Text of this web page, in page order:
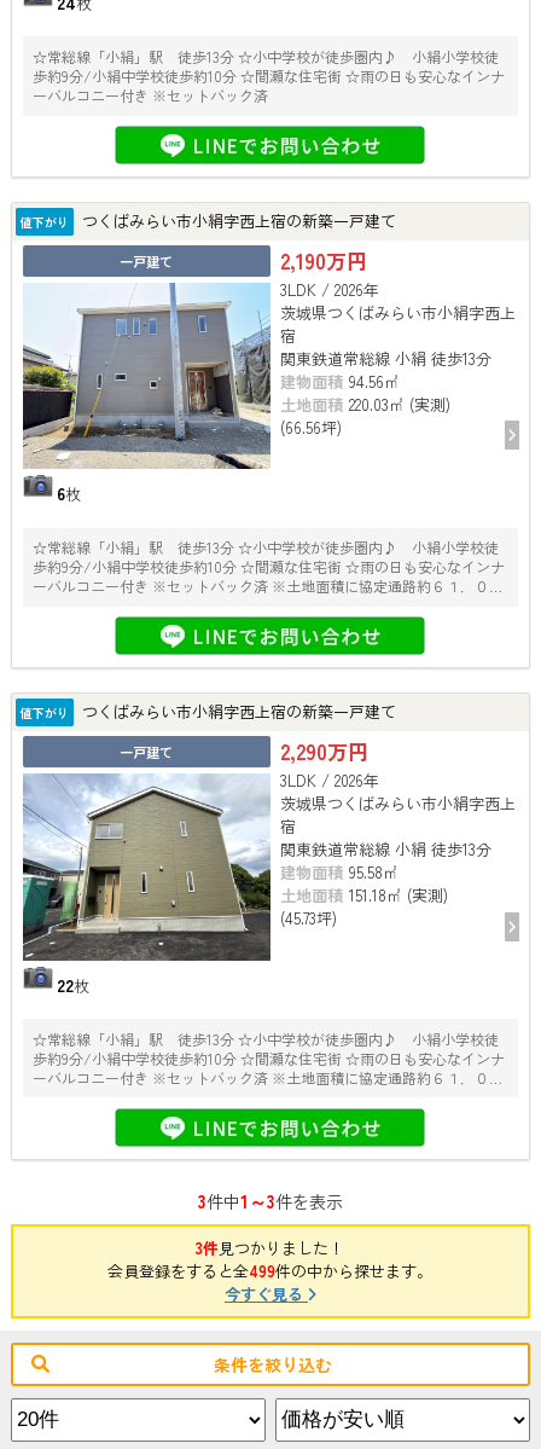
☆常総線「小絹」駅 徒歩13分 ☆小中学校が徒歩圏内♪ 小絹小学校徒
歩約9分/小絹中学校徒歩約10分 ☆間瀬な住宅街 ☆雨の日も安心なインナ
ーバルコニー付き ※セットバック済
値下がり つくばみらい市小絹字西上宿の新築一戸建て
一戸建て
6枚
2,190万円
3LDK / 2026年
茨城県つくばみらい市小絹字西上
宿
関東鉄道常総線 小絹 徒歩13分
建物面積 94.56㎡
土地面積 220.03㎡ (実測)
(66.56坪)
☆常総線「小絹」駅 徒歩13分 ☆小中学校が徒歩圏内♪ 小絹小学校徒
歩約9分/小絹中学校徒歩約10分 ☆間瀬な住宅街 ☆雨の日も安心なインナ
ーバルコニー付き ※セットバック済 ※土地面積に協定通路約６１．０７
値下がり つくばみらい市小絹字西上宿の新築一戸建て
一戸建て
22枚
2,290万円
3LDK / 2026年
茨城県つくばみらい市小絹字西上
宿
関東鉄道常総線 小絹 徒歩13分
建物面積 95.58㎡
土地面積 151.18㎡ (実測)
(45.73坪)
☆常総線「小絹」駅 徒歩13分 ☆小中学校が徒歩圏内♪ 小絹小学校徒
歩約9分/小絹中学校徒歩約10分 ☆間瀬な住宅街 ☆雨の日も安心なインナ
ーバルコニー付き ※セットバック済 ※土地面積に協定通路約６１．０７
3件中1～3件を表示
3件見つかりました！
会員登録をすると全499件の中から探せます。
今すぐ見る
条件を絞り込む